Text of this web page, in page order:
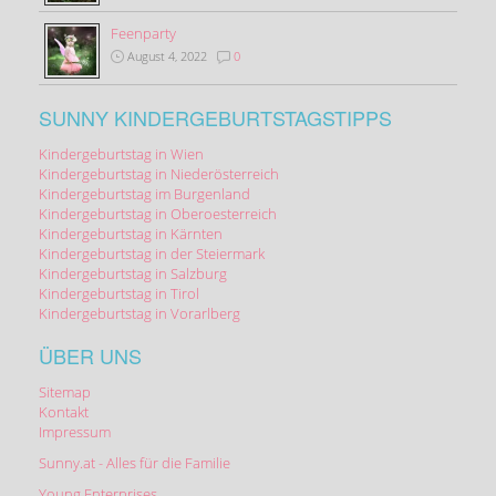
Feenparty
August 4, 2022 0
SUNNY KINDERGEBURTSTAGSTIPPS
Kindergeburtstag in Wien
Kindergeburtstag in Niederösterreich
Kindergeburtstag im Burgenland
Kindergeburtstag in Oberoesterreich
Kindergeburtstag in Kärnten
Kindergeburtstag in der Steiermark
Kindergeburtstag in Salzburg
Kindergeburtstag in Tirol
Kindergeburtstag in Vorarlberg
ÜBER UNS
Sitemap
Kontakt
Impressum
Sunny.at - Alles für die Familie